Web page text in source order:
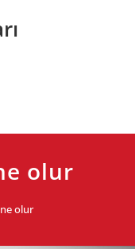
olur
ne olur